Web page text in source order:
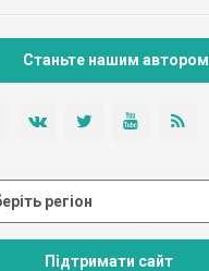
Станьте нашим автором
Підтримати сайт